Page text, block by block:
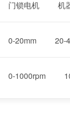
门锁电机 机
0-20mm 20-
0-1000rpm